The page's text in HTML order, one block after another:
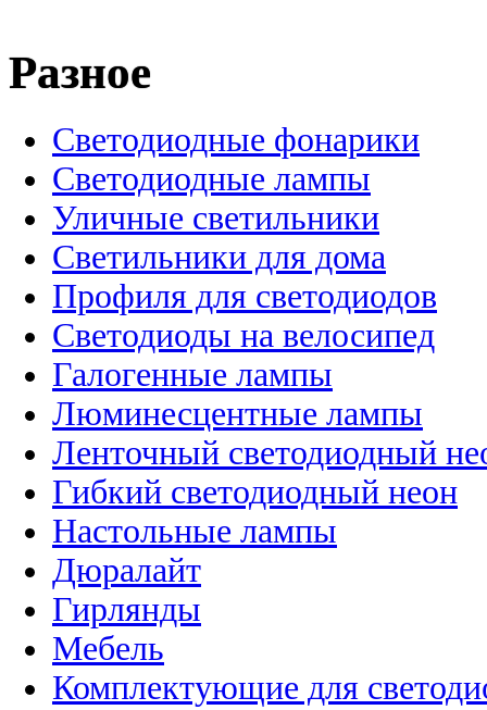
Разное
Светодиодные фонарики
Светодиодные лампы
Уличные светильники
Светильники для дома
Профиля для светодиодов
Светодиоды на велосипед
Галогенные лампы
Люминесцентные лампы
Ленточный светодиодный
Гибкий светодиодный неон
Настольные лампы
Дюралайт
Гирлянды
Мебель
Комплектующие для